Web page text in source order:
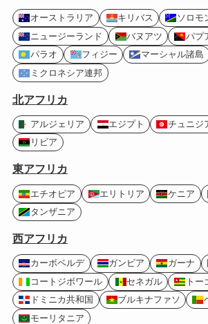
オーストラリア キリバス
ソロモ
ニュージーランド
バヌアツ
パプ
パラオ
フィジー
マーシャル諸島
ミクロネシア連邦
北アフリカ
アルジェリア エジプト チュニジ
リビア
東アフリカ
エチオピア エリトリア ケニア
タンザニア
西アフリカ
カーボベルデ ガンビア ガーナ
コートジボワール
セネガル
トー
ドミニカ共和国
ブルキナファソ
モーリタニア